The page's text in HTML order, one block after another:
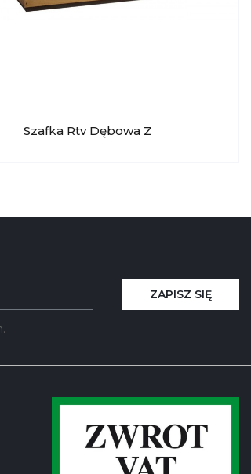
Szafka Rtv Dębowa Z
ZAPISZ SIĘ